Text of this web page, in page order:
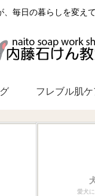
、毎日の暮らしを変えて
フレブル肌
愛犬